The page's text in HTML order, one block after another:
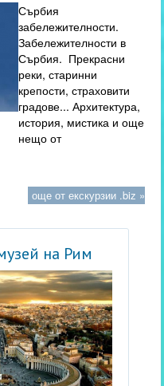
Сърбия
забележителности.
Забележителности в
Сърбия. Прекрасни
реки, старинни
крепости, страховити
градове... Архитектура,
история, мистика и още
нещо от
още от екскурзии .biz »
на Рим